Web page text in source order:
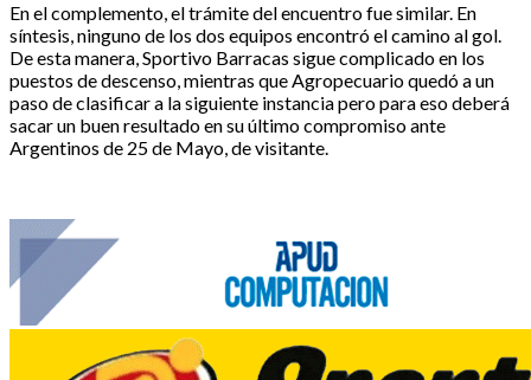
En el complemento, el trámite del encuentro fue similar. En
síntesis, ninguno de los dos equipos encontró el camino al gol.
De esta manera, Sportivo Barracas sigue complicado en los
puestos de descenso, mientras que Agropecuario quedó a un
paso de clasificar a la siguiente instancia pero para eso deberá
sacar un buen resultado en su último compromiso ante
Argentinos de 25 de Mayo, de visitante.